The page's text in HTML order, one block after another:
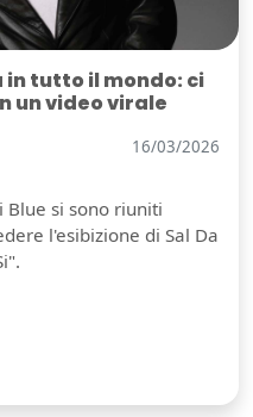
in tutto il mondo: ci
un video virale
16/03/2026
Blue si sono riuniti
l'esibizione di Sal Da